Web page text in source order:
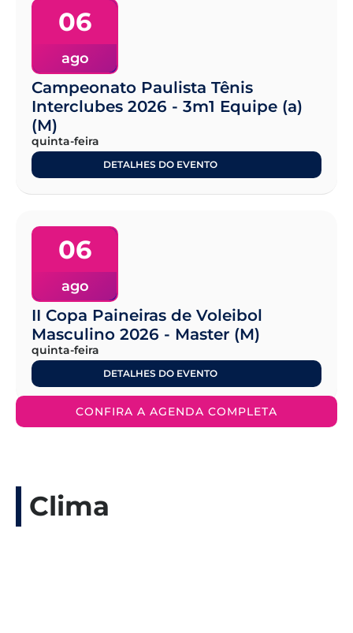
06
ago
Campeonato Paulista Tênis
Interclubes 2026 - 3m1 Equipe (a)
(M)
quinta-feira
DETALHES DO EVENTO
06
ago
II Copa Paineiras de Voleibol
Masculino 2026 - Master (M)
quinta-feira
DETALHES DO EVENTO
CONFIRA A AGENDA COMPLETA
Clima